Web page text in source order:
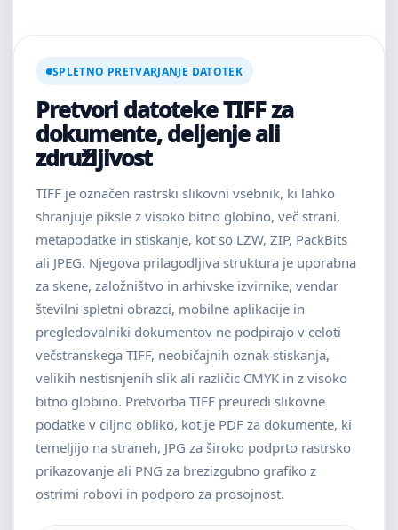
SPLETNO PRETVARJANJE DATOTEK
Pretvori datoteke TIFF za
dokumente, deljenje ali
združljivost
TIFF je označen rastrski slikovni vsebnik, ki lahko
shranjuje piksle z visoko bitno globino, več strani,
metapodatke in stiskanje, kot so LZW, ZIP, PackBits
ali JPEG. Njegova prilagodljiva struktura je uporabna
za skene, založništvo in arhivske izvirnike, vendar
številni spletni obrazci, mobilne aplikacije in
pregledovalniki dokumentov ne podpirajo v celoti
večstranskega TIFF, neobičajnih oznak stiskanja,
velikih nestisnjenih slik ali različic CMYK in z visoko
bitno globino. Pretvorba TIFF preuredi slikovne
podatke v ciljno obliko, kot je PDF za dokumente, ki
temeljijo na straneh, JPG za široko podprto rastrsko
prikazovanje ali PNG za brezizgubno grafiko z
ostrimi robovi in podporo za prosojnost.